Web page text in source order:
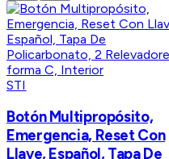
STI
Botón Multipropósito,
Emergencia, Reset Con
Llave, Español, Tapa De